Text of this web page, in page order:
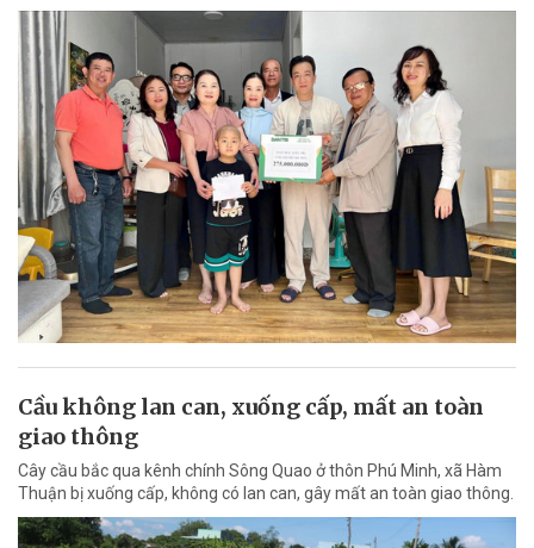
Cầu không lan can, xuống cấp, mất an toàn
giao thông
Cây cầu bắc qua kênh chính Sông Quao ở thôn Phú Minh, xã Hàm
Thuận bị xuống cấp, không có lan can, gây mất an toàn giao thông.